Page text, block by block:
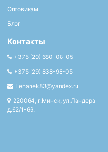
Оптовикам
Блог
Контакты
+375 (29) 680-08-05
+375 (29) 838-98-05
Lenanek83@yandex.ru
220064, г.Минск, ул.Ландера
д.62/1-66.